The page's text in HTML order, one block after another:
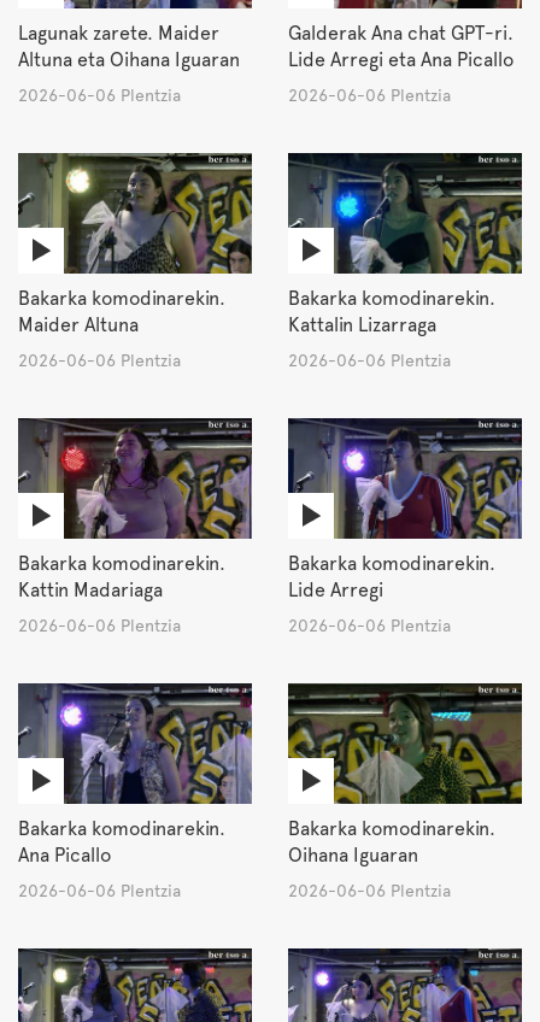
Lagunak zarete. Maider
Altuna eta Oihana Iguaran
2026-06-06 Plentzia
Galderak Ana chat GPT-ri.
Lide Arregi eta Ana Picallo
2026-06-06 Plentzia
Bakarka komodinarekin.
Maider Altuna
2026-06-06 Plentzia
Bakarka komodinarekin.
Kattalin Lizarraga
2026-06-06 Plentzia
Bakarka komodinarekin.
Kattin Madariaga
2026-06-06 Plentzia
Bakarka komodinarekin.
Lide Arregi
2026-06-06 Plentzia
Bakarka komodinarekin.
Ana Picallo
2026-06-06 Plentzia
Bakarka komodinarekin.
Oihana Iguaran
2026-06-06 Plentzia